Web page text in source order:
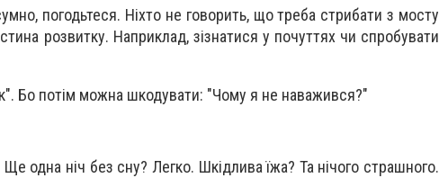
погодьтеся. Ніхто не говорить, що треба стрибати з мосту
розвитку. Наприклад, зізнатися у почуттях чи спробувати
Бо потім можна шкодувати: "Чому я не наважився?"
одна ніч без сну? Легко. Шкідлива їжа? Та нічого страшного.